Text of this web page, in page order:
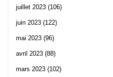
juillet 2023 (106)
juin 2023 (122)
mai 2023 (96)
avril 2023 (88)
mars 2023 (102)